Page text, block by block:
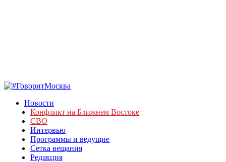
Новости
Конфликт на Ближнем Востоке
СВО
Интервью
Программы и ведущие
Сетка вещания
Редакция